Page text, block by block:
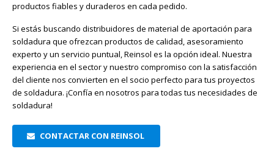
productos fiables y duraderos en cada pedido.
Si estás buscando distribuidores de material de aportación para
soldadura que ofrezcan productos de calidad, asesoramiento
experto y un servicio puntual, Reinsol es la opción ideal. Nuestra
experiencia en el sector y nuestro compromiso con la satisfacción
del cliente nos convierten en el socio perfecto para tus proyectos
de soldadura. ¡Confía en nosotros para todas tus necesidades de
soldadura!
CONTACTAR CON REINSOL